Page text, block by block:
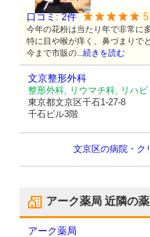
口コミ: 2件 5
今年の花粉は当たり年で非常に
特に目や喉が痒く、鼻づまりで
今まで市販の...続きを読む
文京整形外科
整形外科, リウマチ科, リハ
東京都文京区千石1-27-8
千石ビル3階
文京区の病院・ク
アーク薬局 近隣の
アーク薬局